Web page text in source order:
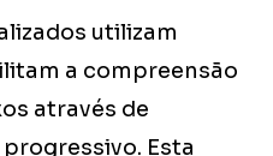
utilizam
a compreensão
através de
Esta